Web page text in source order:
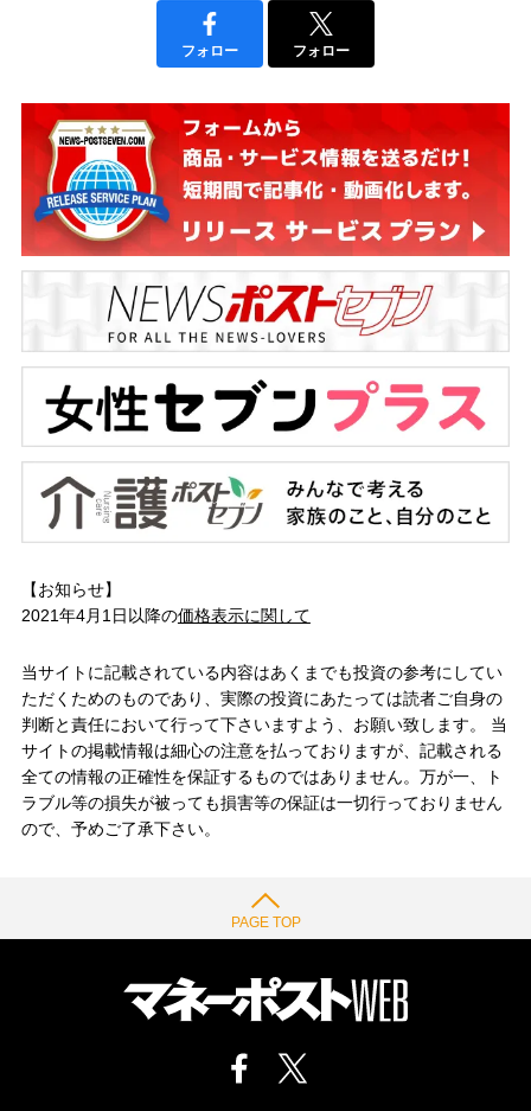
フォロー フォロー
【お知らせ】
2021年4月1日以降の価格表示に関して
当サイトに記載されている内容はあくまでも投資の参考にしてい
ただくためのものであり、実際の投資にあたっては読者ご自身の
判断と責任において行って下さいますよう、お願い致します。 当
サイトの掲載情報は細心の注意を払っておりますが、記載される
全ての情報の正確性を保証するものではありません。万が一、ト
ラブル等の損失が被っても損害等の保証は一切行っておりません
ので、予めご了承下さい。
PAGE TOP